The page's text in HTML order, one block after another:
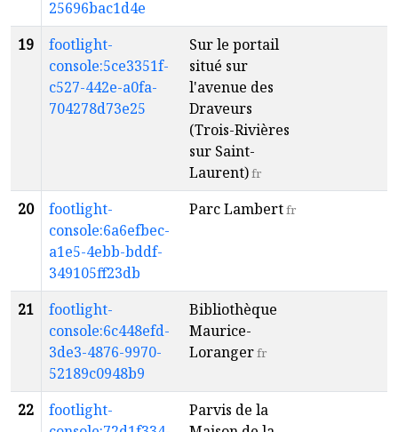
25696bac1d4e
19
footlight-
console:5ce3351f-
c527-442e-a0fa-
704278d73e25
Sur le portail
situé sur
l'avenue des
Draveurs
(Trois-Rivières
sur Saint-
Laurent)fr
20
footlight-
console:6a6efbec-
a1e5-4ebb-bddf-
349105ff23db
Parc Lambertfr
21
footlight-
console:6c448efd-
3de3-4876-9970-
52189c0948b9
Bibliothèque
Maurice-
Lorangerfr
22
footlight-
Parvis de la